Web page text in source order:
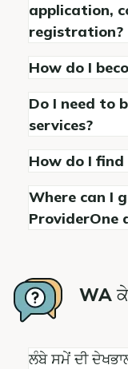
application,
registration?
How do I
Do I need to
services?
How do I
Where can I
ProviderOne
WA
ਲੰਬੇ ਸਮੇਂ ਦੀ